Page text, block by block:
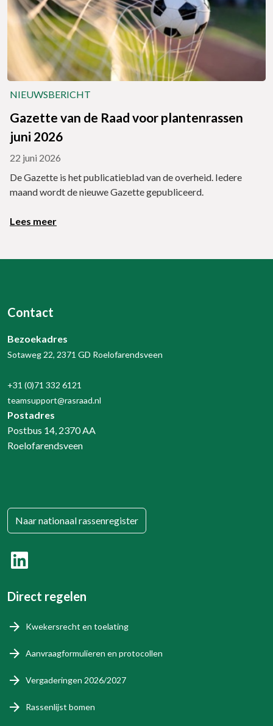
NIEUWSBERICHT
Gazette van de Raad voor plantenrassen
juni 2026
22 juni 2026
De Gazette is het publicatieblad van de overheid. Iedere
maand wordt de nieuwe Gazette gepubliceerd.
Lees meer
Contact
Bezoekadres
Sotaweg 22, 2371 GD Roelofarendsveen
+31 (0)71 332 6121
teamsupport@rasraad.nl
Postadres
Postbus 14, 2370 AA
Roelofarendsveen
Naar nationaal rassenregister
Direct regelen
Kwekersrecht en toelating
Aanvraagformulieren en protocollen
Vergaderingen 2026/2027
Rassenlijst bomen